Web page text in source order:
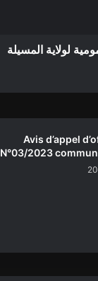
لولاية المسيلة
Avis d’appel
N°03/2023